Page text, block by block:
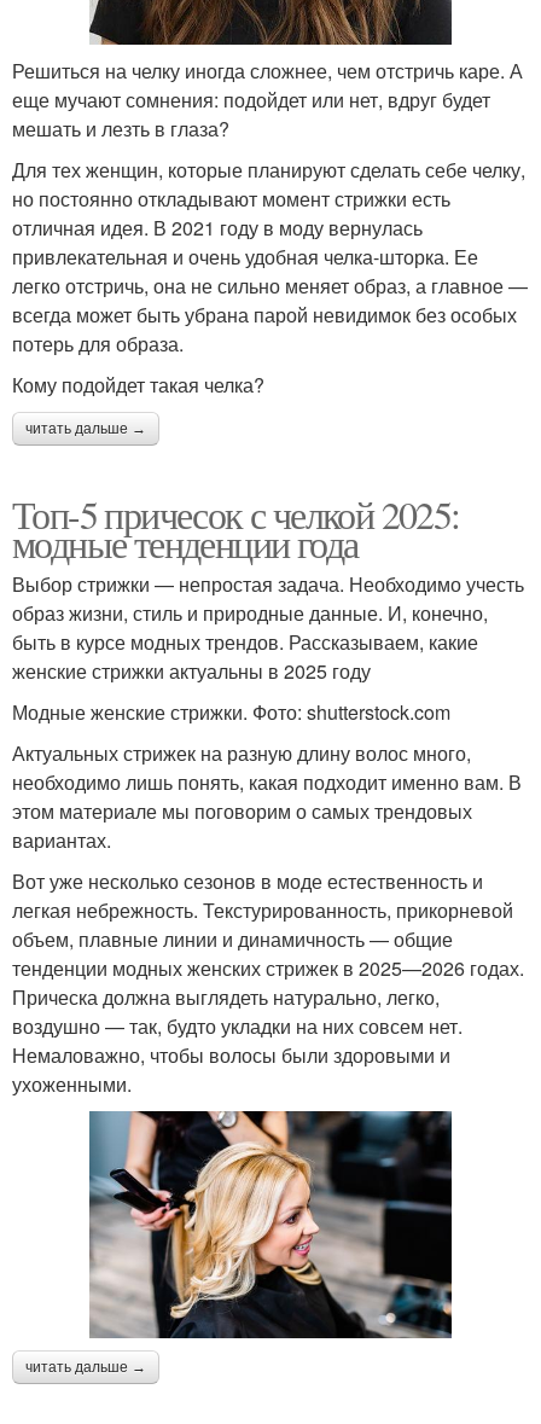
Решиться на челку иногда сложнее, чем отстричь каре. А
еще мучают сомнения: подойдет или нет, вдруг будет
мешать и лезть в глаза?
Для тех женщин, которые планируют сделать себе челку,
но постоянно откладывают момент стрижки есть
отличная идея. В 2021 году в моду вернулась
привлекательная и очень удобная челка-шторка. Ее
легко отстричь, она не сильно меняет образ, а главное —
всегда может быть убрана парой невидимок без особых
потерь для образа.
Кому подойдет такая челка?
читать дальше →
Топ-5 причесок с челкой 2025:
модные тенденции года
Выбор стрижки — непростая задача. Необходимо учесть
образ жизни, стиль и природные данные. И, конечно,
быть в курсе модных трендов. Рассказываем, какие
женские стрижки актуальны в 2025 году
Модные женские стрижки. Фото: shutterstock.com
Актуальных стрижек на разную длину волос много,
необходимо лишь понять, какая подходит именно вам. В
этом материале мы поговорим о самых трендовых
вариантах.
Вот уже несколько сезонов в моде естественность и
легкая небрежность. Текстурированность, прикорневой
объем, плавные линии и динамичность — общие
тенденции модных женских стрижек в 2025—2026 годах.
Прическа должна выглядеть натурально, легко,
воздушно — так, будто укладки на них совсем нет.
Немаловажно, чтобы волосы были здоровыми и
ухоженными.
читать дальше →